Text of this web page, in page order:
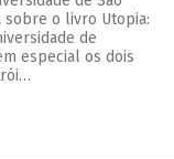
sobre o livro Utopia:
de
especial os dois